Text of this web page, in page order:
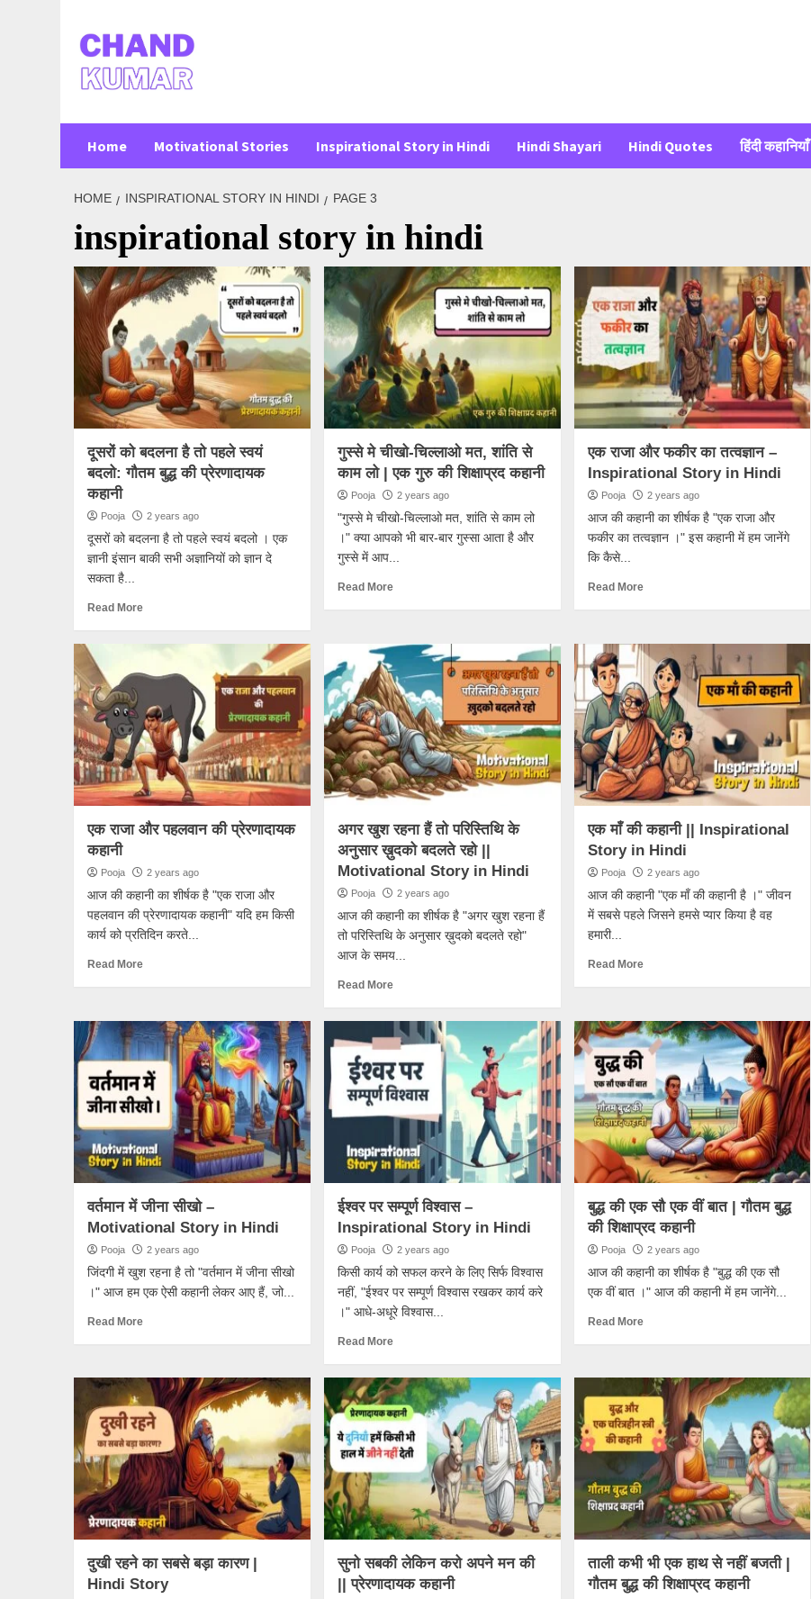
content
Home Motivational Stories Inspirational Story in Hindi Hindi Shayari Hindi Quotes हिंदी कहानियाँ
HOME INSPIRATIONAL STORY IN HINDI PAGE 3
inspirational story in hindi
दूसरों को बदलना है तो पहले स्वयं
बदलो: गौतम बुद्ध की प्रेरणादायक
कहानी
Pooja 2 years ago
दूसरों को बदलना है तो पहले स्वयं बदलो । एक
ज्ञानी इंसान बाकी सभी अज्ञानियों को ज्ञान दे
सकता है...
Read More
गुस्से मे चीखो-चिल्लाओ मत, शांति से
काम लो | एक गुरु की शिक्षाप्रद कहानी
Pooja 2 years ago
"गुस्से मे चीखो-चिल्लाओ मत, शांति से काम लो
।" क्या आपको भी बार-बार गुस्सा आता है और
गुस्से में आप...
Read More
एक राजा और फकीर का तत्वज्ञान –
Inspirational Story in Hindi
Pooja 2 years ago
आज की कहानी का शीर्षक है "एक राजा और
फकीर का तत्वज्ञान ।" इस कहानी में हम जानेंगे
कि कैसे...
Read More
एक राजा और पहलवान की प्रेरणादायक
कहानी
Pooja 2 years ago
आज की कहानी का शीर्षक है "एक राजा और
पहलवान की प्रेरणादायक कहानी" यदि हम किसी
कार्य को प्रतिदिन करते...
Read More
अगर खुश रहना हैं तो परिस्तिथि के
अनुसार ख़ुदको बदलते रहो ||
Motivational Story in Hindi
Pooja 2 years ago
आज की कहानी का शीर्षक है "अगर खुश रहना हैं
तो परिस्तिथि के अनुसार ख़ुदको बदलते रहो"
आज के समय...
Read More
एक माँ की कहानी || Inspirational
Story in Hindi
Pooja 2 years ago
आज की कहानी "एक माँ की कहानी है ।" जीवन
में सबसे पहले जिसने हमसे प्यार किया है वह
हमारी...
Read More
वर्तमान में जीना सीखो –
Motivational Story in Hindi
Pooja 2 years ago
जिंदगी में खुश रहना है तो "वर्तमान में जीना सीखो
।" आज हम एक ऐसी कहानी लेकर आए हैं, जो...
Read More
ईश्वर पर सम्पूर्ण विश्वास –
Inspirational Story in Hindi
Pooja 2 years ago
किसी कार्य को सफल करने के लिए सिर्फ विश्वास
नहीं, "ईश्वर पर सम्पूर्ण विश्वास रखकर कार्य करे
।" आधे-अधूरे विश्वास...
Read More
बुद्ध की एक सौ एक वीं बात | गौतम बुद्ध
की शिक्षाप्रद कहानी
Pooja 2 years ago
आज की कहानी का शीर्षक है "बुद्ध की एक सौ
एक वीं बात ।" आज की कहानी में हम जानेंगे...
Read More
दुखी रहने का सबसे बड़ा कारण |
Hindi Story
सुनो सबकी लेकिन करो अपने मन की
|| प्रेरणादायक कहानी
ताली कभी भी एक हाथ से नहीं बजती |
गौतम बुद्ध की शिक्षाप्रद कहानी